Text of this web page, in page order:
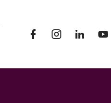
Facebook
Pop’
Instagram
Pop’
LinkedIn
Pop’